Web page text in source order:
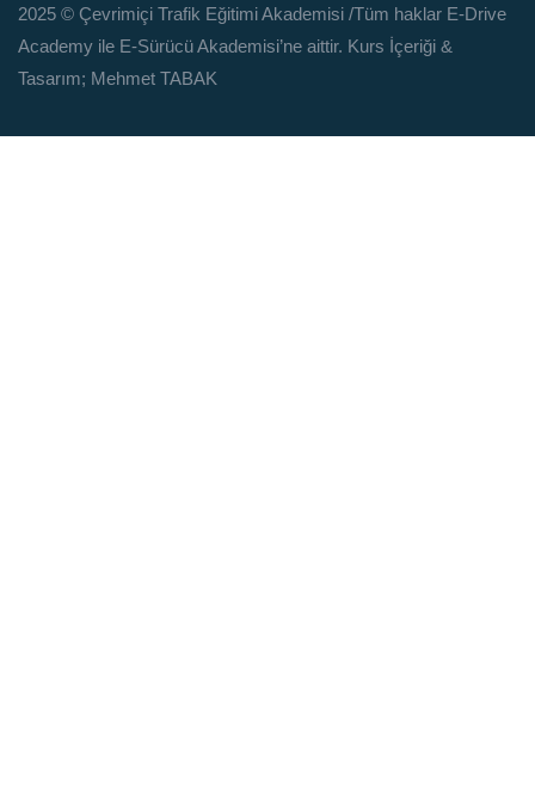
2025 © Çevrimiçi Trafik Eğitimi Akademisi /Tüm haklar E-Drive
Academy ile E-Sürücü Akademisi’ne aittir. Kurs İçeriği &
Tasarım; Mehmet TABAK